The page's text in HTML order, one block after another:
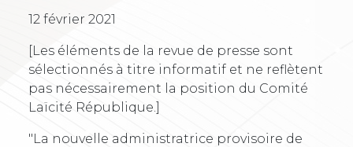
12 février 2021
[Les éléments de la revue de presse sont
sélectionnés à titre informatif et ne reflètent
pas nécessairement la position du Comité
Laïcité République.]
"La nouvelle administratrice provisoire de